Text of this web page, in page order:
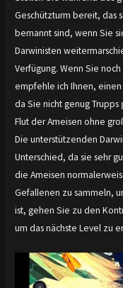
Geschützturm bereit, das
bemannt sind, wenn Sie
Darwinisten
Verfügung. Wenn Sie
empfehle ich Ihnen,
da Sie nicht genug
Flut der Ameisen ohne
Die unterstützenden
Unterschied, da sie sehr
die Ameisen
Gefallenen zu sammeln,
ist, gehen Sie zu den
um das nächste Level zu